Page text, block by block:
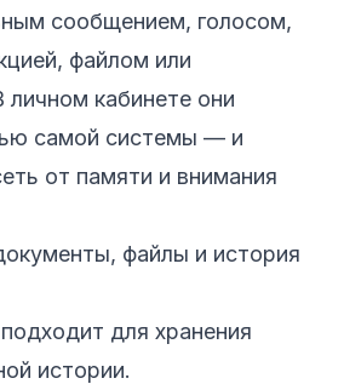
сообщением, голосом,
файлом или
кабинете они
самой системы — и
от памяти и внимания
файлы и история
для хранения
истории.